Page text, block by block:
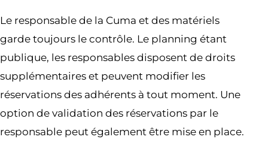
Le responsable de la Cuma et des matériels
garde toujours le contrôle. Le planning étant
publique, les responsables disposent de droits
supplémentaires et peuvent modifier les
réservations des adhérents à tout moment. Une
option de validation des réservations par le
responsable peut également être mise en place.